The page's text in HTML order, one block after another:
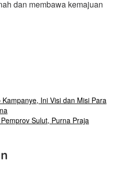
dan membawa kemajuan
Kampanye, Ini Visi dan Misi Para
Sulut, Purna Praja